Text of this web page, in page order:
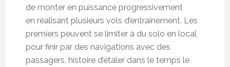
de monter en puissance progressivement
en réalisant plusieurs vols d’entraînement. Les
premiers peuvent se limiter à du solo en local
pour finir par des navigations avec des
passagers, histoire d’étaler dans le temps le